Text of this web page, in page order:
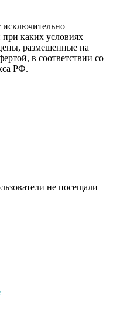
i
в
каких условиях
размещенные на
в соответствии со
РФ.
не посещали